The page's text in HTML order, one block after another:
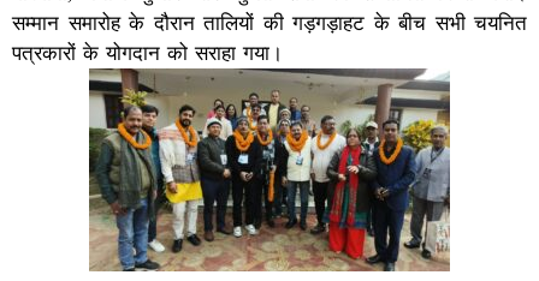
सम्मान समारोह के दौरान तालियों की गड़गड़ाहट के बीच सभी चयनित
पत्रकारों के योगदान को सराहा गया।